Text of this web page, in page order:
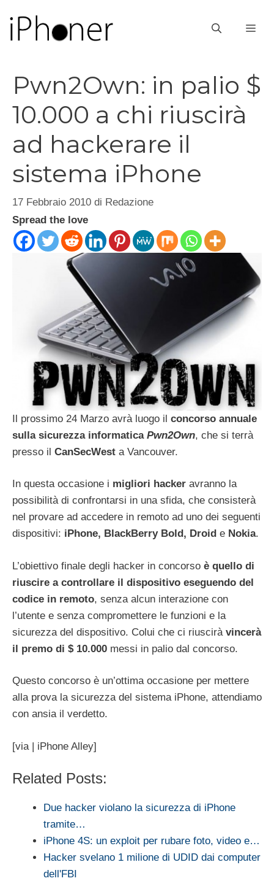
contenuto
Pwn2Own: in palio $
10.000 a chi riuscirà
ad hackerare il
sistema iPhone
17 Febbraio 2010 di Redazione
Spread the love
Il prossimo 24 Marzo avrà luogo il concorso annuale
sulla sicurezza informatica Pwn2Own, che si terrà
presso il CanSecWest a Vancouver.
In questa occasione i migliori hacker avranno la
possibilità di confrontarsi in una sfida, che consisterà
nel provare ad accedere in remoto ad uno dei seguenti
dispositivi: iPhone, BlackBerry Bold, Droid e Nokia.
L’obiettivo finale degli hacker in concorso è quello di
riuscire a controllare il dispositivo eseguendo del
codice in remoto, senza alcun interazione con
l’utente e senza compromettere le funzioni e la
sicurezza del dispositivo. Colui che ci riuscirà vincerà
il premo di $ 10.000 messi in palio dal concorso.
Questo concorso è un’ottima occasione per mettere
alla prova la sicurezza del sistema iPhone, attendiamo
con ansia il verdetto.
[via | iPhone Alley]
Related Posts:
Due hacker violano la sicurezza di iPhone
tramite…
iPhone 4S: un exploit per rubare foto, video e…
Hacker svelano 1 milione di UDID dai computer
dell'FBI